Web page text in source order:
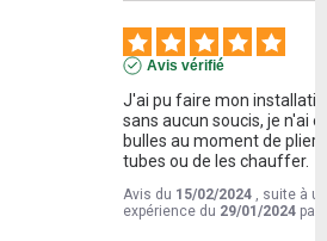
Avis vérifié
J'ai pu faire mon
sans aucun soucis, je n'ai
bulles au moment de plier
tubes ou de les chauffer.
Avis du 15/02/2024 , suite à
expérience du 29/01/2024 par